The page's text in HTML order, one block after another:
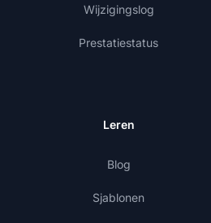
Wijzigingslog
Prestatiestatus
Leren
Blog
Sjablonen